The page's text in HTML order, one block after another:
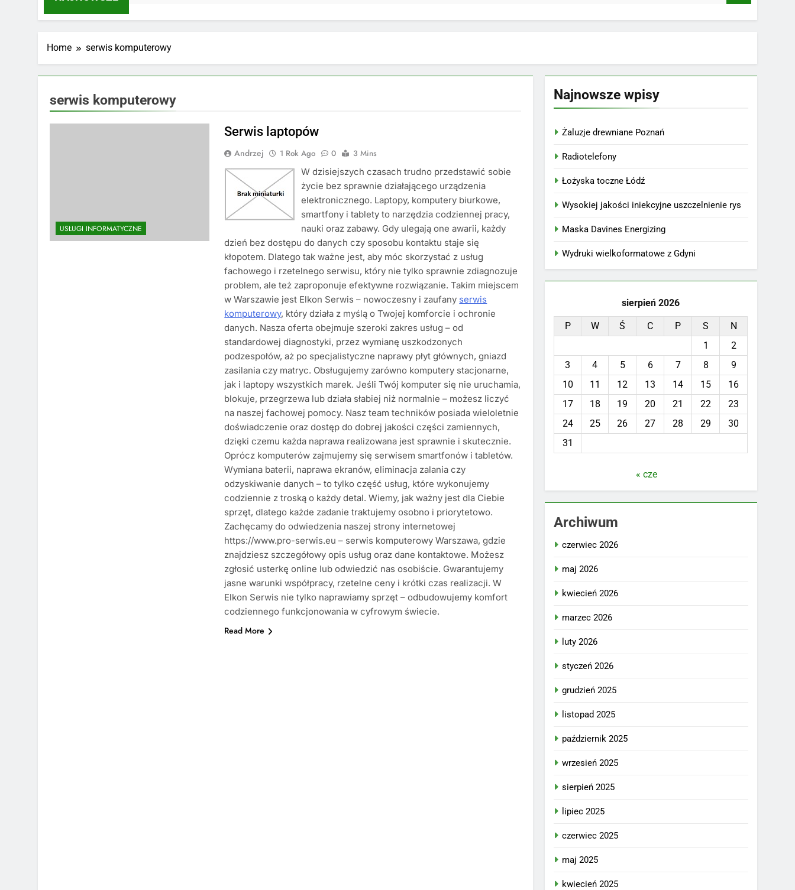
Home serwis komputerowy
serwis komputerowy
USŁUGI INFORMATYCZNE
Serwis laptopów
Andrzej 1 Rok Ago 0
3 Mins
W dzisiejszych czasach trudno przedstawić sobie
życie bez sprawnie działającego urządzenia
elektronicznego. Laptopy, komputery biurkowe,
smartfony i tablety to narzędzia codziennej pracy,
nauki oraz zabawy. Gdy ulegają one awarii, każdy
dzień bez dostępu do danych czy sposobu kontaktu staje się
kłopotem. Dlatego tak ważne jest, aby móc skorzystać z usług
fachowego i rzetelnego serwisu, który nie tylko sprawnie zdiagnozuje
problem, ale też zaproponuje efektywne rozwiązanie. Takim miejscem
w Warszawie jest Elkon Serwis – nowoczesny i zaufany serwis
komputerowy, który działa z myślą o Twojej komforcie i ochronie
danych. Nasza oferta obejmuje szeroki zakres usług – od
standardowej diagnostyki, przez wymianę uszkodzonych
podzespołów, aż po specjalistyczne naprawy płyt głównych, gniazd
zasilania czy matryc. Obsługujemy zarówno komputery stacjonarne,
jak i laptopy wszystkich marek. Jeśli Twój komputer się nie uruchamia,
blokuje, przegrzewa lub działa słabiej niż normalnie – możesz liczyć
na naszej fachowej pomocy. Nasz team techników posiada wieloletnie
doświadczenie oraz dostęp do dobrej jakości części zamiennych,
dzięki czemu każda naprawa realizowana jest sprawnie i skutecznie.
Oprócz komputerów zajmujemy się serwisem smartfonów i tabletów.
Wymiana baterii, naprawa ekranów, eliminacja zalania czy
odzyskiwanie danych – to tylko część usług, które wykonujemy
codziennie z troską o każdy detal. Wiemy, jak ważny jest dla Ciebie
sprzęt, dlatego każde zadanie traktujemy osobno i priorytetowo.
Zachęcamy do odwiedzenia naszej strony internetowej
https://www.pro-serwis.eu – serwis komputerowy Warszawa, gdzie
znajdziesz szczegółowy opis usług oraz dane kontaktowe. Możesz
zgłosić usterkę online lub odwiedzić nas osobiście. Gwarantujemy
jasne warunki współpracy, rzetelne ceny i krótki czas realizacji. W
Elkon Serwis nie tylko naprawiamy sprzęt – odbudowujemy komfort
codziennego funkcjonowania w cyfrowym świecie.
Read More
Najnowsze wpisy
Żaluzje drewniane Poznań
Radiotelefony
Łożyska toczne Łódź
Wysokiej jakości iniekcyjne uszczelnienie rys
Maska Davines Energizing
Wydruki wielkoformatowe z Gdyni
sierpień 2026
P W Ś C P S
N
1
2
3
4 5 6 7 8
9
10
11 12 13 14 15
16
17
18 19 20 21 22
23
24
25 26 27 28 29
30
31
« cze
Archiwum
czerwiec 2026
maj 2026
kwiecień 2026
marzec 2026
luty 2026
styczeń 2026
grudzień 2025
listopad 2025
październik 2025
wrzesień 2025
sierpień 2025
lipiec 2025
czerwiec 2025
maj 2025
kwiecień 2025